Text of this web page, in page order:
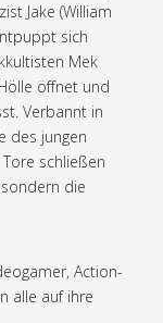
Jake (William
sich
Mek
öffnet und
Verbannt in
des jungen
schließen
die
Action-
alle auf ihre